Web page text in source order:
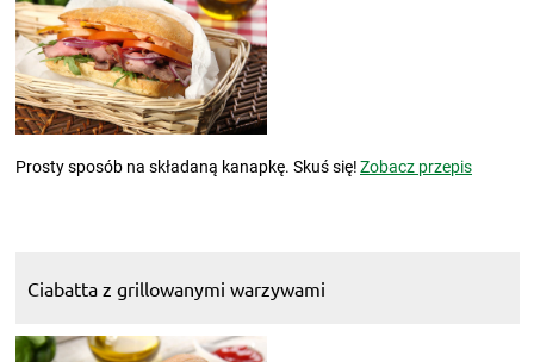
Prosty sposób na składaną kanapkę. Skuś się!Zobacz przepis
Ciabatta z grillowanymi warzywami